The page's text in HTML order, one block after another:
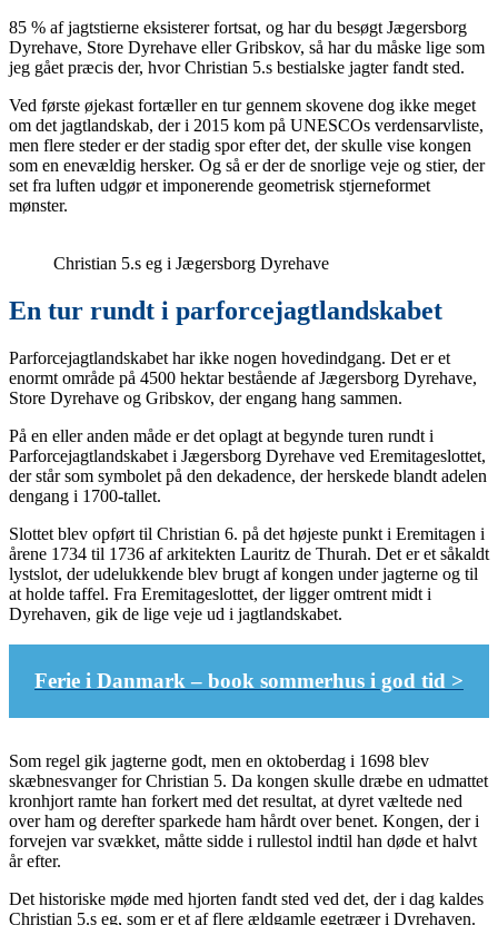
85 % af jagtstierne eksisterer fortsat, og har du besøgt Jægersborg
Dyrehave, Store Dyrehave eller Gribskov, så har du måske lige som
jeg gået præcis der, hvor Christian 5.s bestialske jagter fandt sted.
Ved første øjekast fortæller en tur gennem skovene dog ikke meget
om det jagtlandskab, der i 2015 kom på UNESCOs verdensarvliste,
men flere steder er der stadig spor efter det, der skulle vise kongen
som en enevældig hersker. Og så er der de snorlige veje og stier, der
set fra luften udgør et imponerende geometrisk stjerneformet
mønster.
Christian 5.s eg i Jægersborg Dyrehave
En tur rundt i parforcejagtlandskabet
Parforcejagtlandskabet har ikke nogen hovedindgang. Det er et
enormt område på 4500 hektar bestående af Jægersborg Dyrehave,
Store Dyrehave og Gribskov, der engang hang sammen.
På en eller anden måde er det oplagt at begynde turen rundt i
Parforcejagtlandskabet i Jægersborg Dyrehave ved Eremitageslottet,
der står som symbolet på den dekadence, der herskede blandt adelen
dengang i 1700-tallet.
Slottet blev opført til Christian 6. på det højeste punkt i Eremitagen i
årene 1734 til 1736 af arkitekten Lauritz de Thurah. Det er et såkaldt
lystslot, der udelukkende blev brugt af kongen under jagterne og til
at holde taffel. Fra Eremitageslottet, der ligger omtrent midt i
Dyrehaven, gik de lige veje ud i jagtlandskabet.
Ferie i Danmark – book sommerhus i god tid >
Som regel gik jagterne godt, men en oktoberdag i 1698 blev
skæbnesvanger for Christian 5. Da kongen skulle dræbe en udmattet
kronhjort ramte han forkert med det resultat, at dyret væltede ned
over ham og derefter sparkede ham hårdt over benet. Kongen, der i
forvejen var svækket, måtte sidde i rullestol indtil han døde et halvt
år efter.
Det historiske møde med hjorten fandt sted ved det, der i dag kaldes
Christian 5.s eg, som er et af flere ældgamle egetræer i Dyrehaven.